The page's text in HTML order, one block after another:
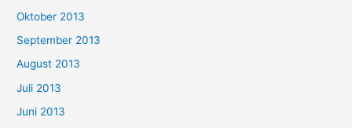
Oktober 2013
September 2013
August 2013
Juli 2013
Juni 2013